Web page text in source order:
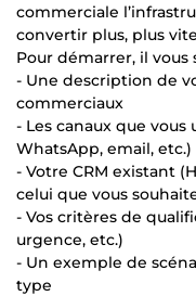
commerciale
convertir plus, plus
Pour démarrer, il
- Une description de
commerciaux
- Les canaux que
WhatsApp, email, etc.)
- Votre CRM existant
celui que vous
- Vos critères de
urgence, etc.)
- Un exemple de
type